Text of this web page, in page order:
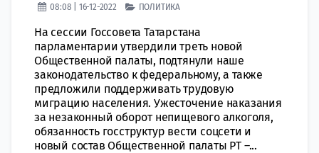
08:08 | 16-12-2022 ПОЛИТИКА
На сессии Госсовета Татарстана
парламентарии утвердили треть новой
Общественной палаты, подтянули наше
законодательство к федеральному, а также
предложили поддерживать трудовую
миграцию населения. Ужесточение наказания
за незаконный оборот непищевого алкоголя,
обязанность госструктур вести соцсети и
новый состав Общественной палаты РТ –...